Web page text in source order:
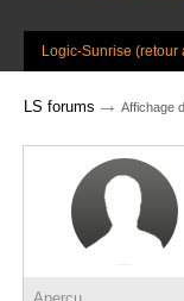
Logic-Sunrise (retour
LS forums → Affichage